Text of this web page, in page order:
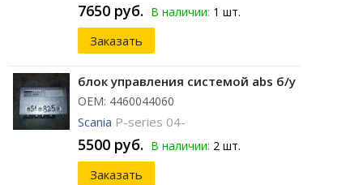
7650 руб. В наличии: 1 шт.
Заказать
блок управления системой abs б/у
ОЕМ: 4460044060
Scania P-series 04-
5500 руб. В наличии: 2 шт.
Заказать